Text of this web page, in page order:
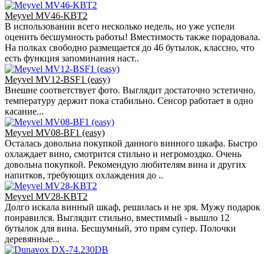
Meyvel MV46-KBT2
В использовании всего несколько недель, но уже успели
оценить бесшумность работы! Вместимость также порадовала.
На полках свободно размещается до 46 бутылок, классно, что
есть функция запоминания наст..
Meyvel MV12-BSF1 (easy)
Внешне соответствует фото. Выглядит достаточно эстетично,
температуру держит пока стабильно. Сенсор работает в одно
касание...
Meyvel MV08-BF1 (easy)
Осталась довольна покупкой данного винного шкафа. Быстро
охлаждает вино, смотрится стильно и негромоздко. Очень
довольна покупкой. Рекомендую любителям вина и других
напитков, требующих охлаждения до ..
Meyvel MV28-KBT2
Долго искала винный шкаф, решилась и не зря. Мужу подарок
понравился. Выглядит стильно, вместимый - вышло 12
бутылок для вина. Бесшумный, это прям супер. Полочки
деревянные...